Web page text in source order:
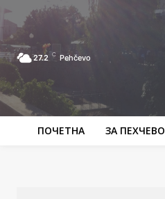
27.2 C Pehčevo
ПОЧЕТНА ЗА ПЕХЧЕВО